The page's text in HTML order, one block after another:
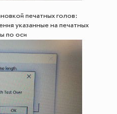
печатных голов:
указанные на печатных
по оси